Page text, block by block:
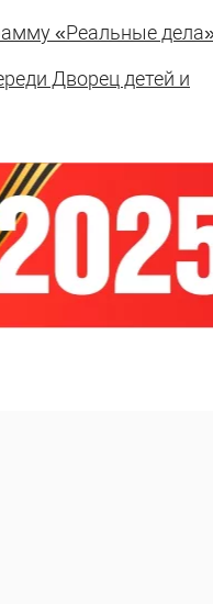
«Реальные
Дворец детей и